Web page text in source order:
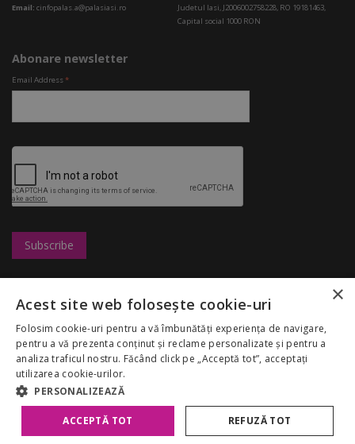
Email: cinfopalas.a@palasiasi.ro
Judetul Iasi, J2006002758228, RO 19181463,
Capital social 1000 RON
Abonare newsletter
Email Address*
Marketing
Regulamentul
Palas Mall
My Account
GDPR
Congresshall
Targuri
Restaurante
Reduceri
Despre noi
Copyright 2026 Palas Mall. Toate drepturile rezervate.
×
Acest site web folosește cookie-uri
Folosim cookie-uri pentru a vă îmbunătăți experiența de navigare,
pentru a vă prezenta conținut și reclame personalizate și pentru a
analiza traficul nostru. Făcând click pe „Acceptă tot”, acceptați
utilizarea cookie-urilor.
PERSONALIZEAZĂ
ACCEPTĂ TOT REFUZĂ TOT